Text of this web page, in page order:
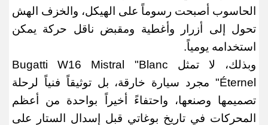
الحاسوب أصبحت رسوماً على الهيكل، والخزف الهش
تحول إلى أزرار وأغطية ومقبض ناقل حركة يمكن
استخدامه يومياً.
وبذلك، لا تمثل Bugatti W16 Mistral "Blanc
Éternel"
مجرد سيارة خارقة، بل توثيقاً فنياً لرحلة
تصميمها وصنعها، واحتفاءً أخيراً بواحدة من أعظم
المحركات في تاريخ بوغاتي قبل إسدال الستار على